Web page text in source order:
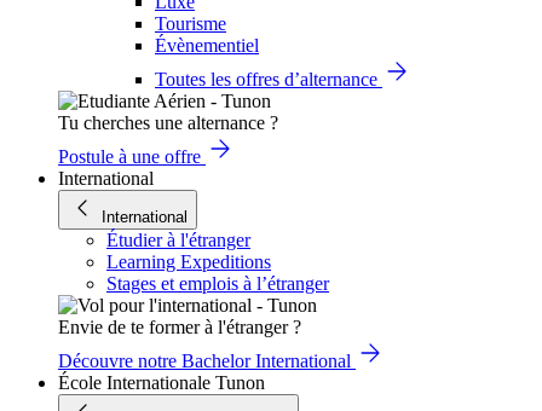
Tourisme
Évènementiel
Toutes les offres d’alternance
Tu cherches une alternance ?
Postule à une offre
International
International
Étudier à l'étranger
Learning Expeditions
Stages et emplois à l’étranger
Envie de te former à l'étranger ?
Découvre notre Bachelor International
École Internationale Tunon